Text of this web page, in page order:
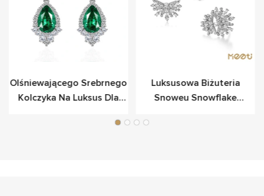
Olśniewającego Srebrnego
Kolczyka Na Luksus Dla
Luksusowa Biżuteria
Snoweu Snowflake